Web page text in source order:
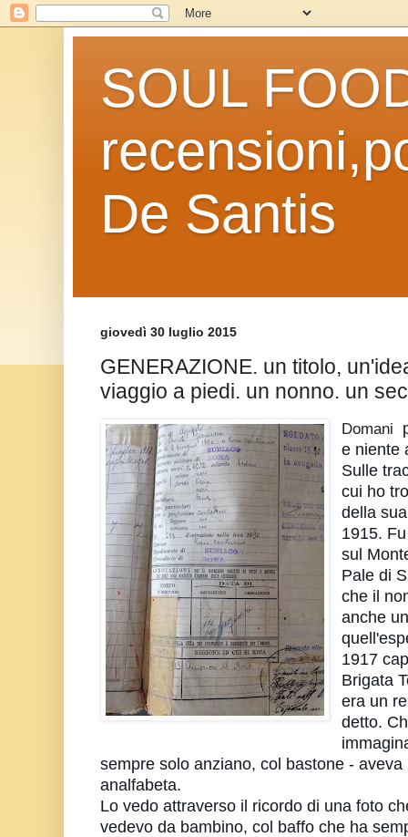
SOUL
De Santis
giovedì 30 luglio 2015
GENERAZIONE. un titolo,
viaggio a piedi. un nonno. un
Domani
e niente
Sulle
cui ho
della
1915.
sul
Pale di
che il
anche
1917
Brigata
era un
detto.
sempre solo anziano, col bastone -
analfabeta.
Lo vedo attraverso il ricordo di una foto
vedevo da bambino, col baffo che ha